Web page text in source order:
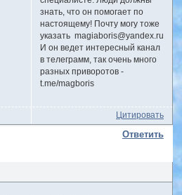
знать, что он помогает по
настоящему! Почту могу тоже
указать magiaboris@yandex.ru
И он ведет интересный канал
в телеграмм, так очень много
разных приворотов -
t.me/magboris
Цитировать
Ответить